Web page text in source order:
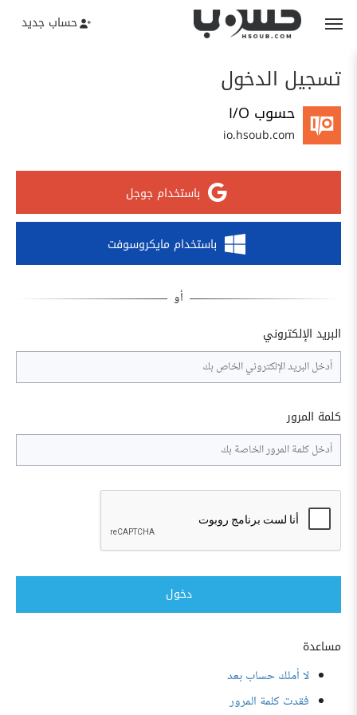
حساب جديد
تسجيل الدخول
حسوب I/O
io.hsoub.com
باستخدام جوجل
باستخدام مايكروسوفت
البريد الإلكتروني
كلمة المرور
دخول
مساعدة
لا أملك حساب بعد
فقدت كلمة المرور